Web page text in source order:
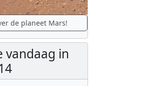
de planeet Mars!
vandaag in